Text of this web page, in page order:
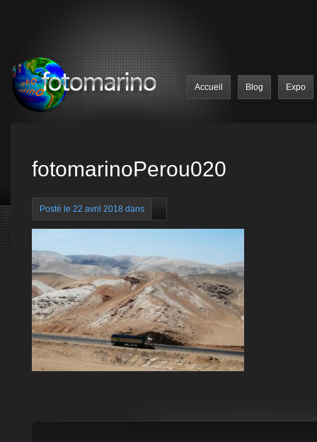
Accueil Blog Expo
fotomarinoPerou020
Posté le 22 avril 2018 dans